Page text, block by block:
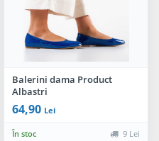
Balerini dama Product
Albastri
64,90 Lei
În stoc 9 Lei